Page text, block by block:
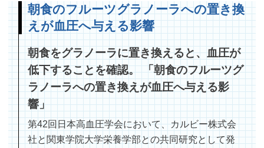
朝食のフルーツグラノーラへの置き換
えが血圧へ与える影響
朝食をグラノーラに置き換えると、血圧が
低下することを確認。 「朝食のフルーツグ
ラノーラへの置き換えが血圧へ与える影
響」
第42回日本高血圧学会において、カルビー株式会
社と関東学院大学栄養学部との共同研究として発